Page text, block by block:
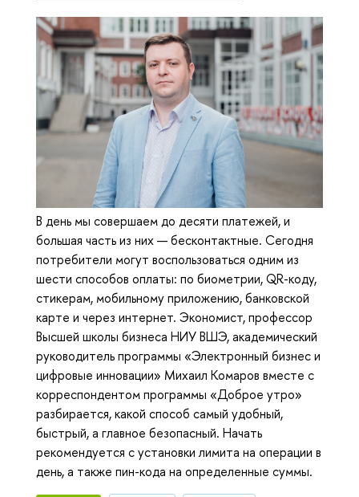
В день мы совершаем до десяти платежей, и
большая часть из них — бесконтактные. Сегодня
потребители могут воспользоваться одним из
шести способов оплаты: по биометрии, QR-коду,
стикерам, мобильному приложению, банковской
карте и через интернет. Экономист, профессор
Высшей школы бизнеса НИУ ВШЭ, академический
руководитель программы «Электронный бизнес и
цифровые инновации» Михаил Комаров вместе с
корреспондентом программы «Доброе утро»
разбирается, какой способ самый удобный,
быстрый, а главное безопасный. Начать
рекомендуется с установки лимита на операции в
день, а также пин-кода на определенные суммы.